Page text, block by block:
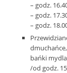
– godz.
– godz.
– godz.
bańki
/od godz.